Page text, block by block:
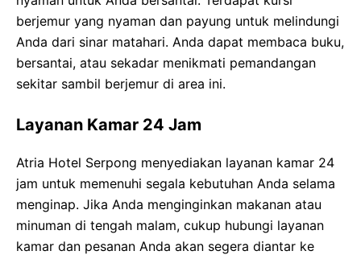
berjemur yang nyaman dan payung untuk melindungi
Anda dari sinar matahari. Anda dapat membaca buku,
bersantai, atau sekadar menikmati pemandangan
sekitar sambil berjemur di area ini.
Layanan Kamar 24 Jam
Atria Hotel Serpong menyediakan layanan kamar 24
jam untuk memenuhi segala kebutuhan Anda selama
menginap. Jika Anda menginginkan makanan atau
minuman di tengah malam, cukup hubungi layanan
kamar dan pesanan Anda akan segera diantar ke